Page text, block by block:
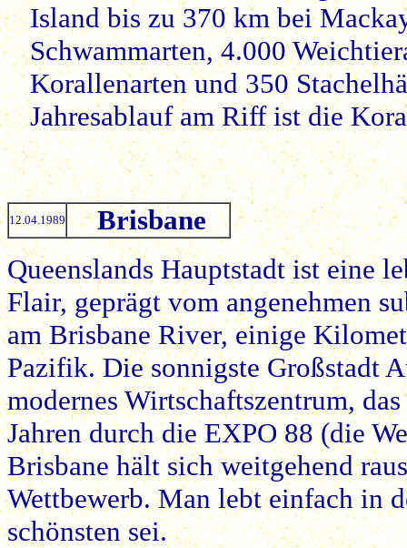
Island bis zu 370 km bei
Schwammarten, 4.000
Korallenarten und 350
Jahresablauf am Riff ist die
12.04.1989
Brisbane
Queenslands Hauptstadt ist eine
Flair, geprägt vom angenehmen
am Brisbane River, einige
Pazifik. Die sonnigste Großstadt
modernes Wirtschaftszentrum,
Jahren durch die EXPO 88 (die
Brisbane hält sich weitgehend
Wettbewerb. Man lebt einfach in
schönsten sei.